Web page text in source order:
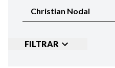
FILTRAR